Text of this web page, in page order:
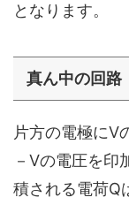
となります。
真ん中の回路
片方の電極にV
－Vの電圧を印
積される電荷Q